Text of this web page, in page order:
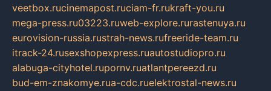
veetbox.rucinemapost.ruciam-fr.rukraft-you.ru
mega-press.ru03223.ruweb-explore.rurastenuya.ru
eurovision-russia.rustrah-news.rufreeride-team.ru
itrack-24.rusexshopexpress.ruautostudiopro.ru
alabuga-cityhotel.rupornv.ruatlantpereezd.ru
bud-em-znakomye.rua-cdc.ruelektrostal-news.ru